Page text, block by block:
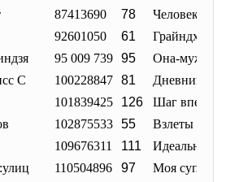
87413690 78
Человек года
92601050 61
Грайндхаус
95 009 739 95
Она-
С 100228847 81
Дневники
101839425 126
Шаг вперед
102875533 55
Взлеты и
109676311 111
Идеальный
110504896 97
Моя супер